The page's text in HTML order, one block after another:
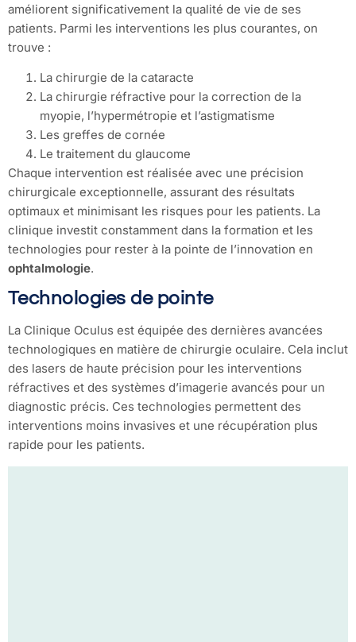
améliorent significativement la qualité de vie de ses
patients. Parmi les interventions les plus courantes, on
trouve :
La chirurgie de la cataracte
La chirurgie réfractive pour la correction de la
myopie, l’hypermétropie et l’astigmatisme
Les greffes de cornée
Le traitement du glaucome
Chaque intervention est réalisée avec une précision
chirurgicale exceptionnelle, assurant des résultats
optimaux et minimisant les risques pour les patients. La
clinique investit constamment dans la formation et les
technologies pour rester à la pointe de l’innovation en
ophtalmologie.
Technologies de pointe
La Clinique Oculus est équipée des dernières avancées
technologiques en matière de chirurgie oculaire. Cela inclut
des lasers de haute précision pour les interventions
réfractives et des systèmes d’imagerie avancés pour un
diagnostic précis. Ces technologies permettent des
interventions moins invasives et une récupération plus
rapide pour les patients.